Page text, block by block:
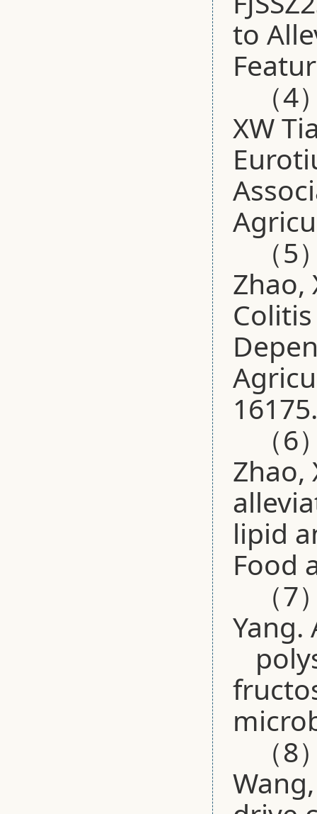
to
（
XW
（
Zhao,
16175.
（
Zhao,
lipid
Food
（
Yang.
（